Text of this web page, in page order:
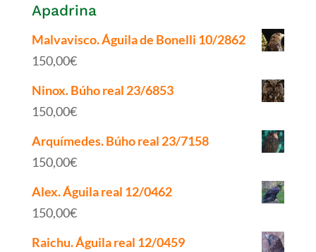
Apadrina
Malvavisco. Águila de Bonelli 10/2862
150,00€
Ninox. Búho real 23/6853
150,00€
Arquímedes. Búho real 23/7158
150,00€
Alex. Águila real 12/0462
150,00€
Raichu. Águila real 12/0459